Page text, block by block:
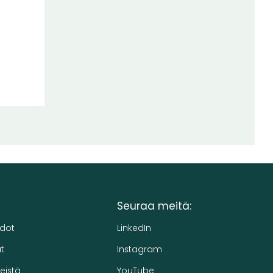
Seuraa meitä:
LinkedIn
Instagram